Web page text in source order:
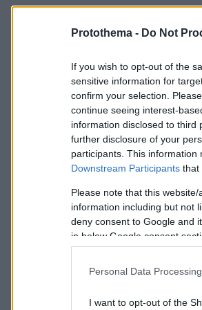
Protothema - Do Not
If you wish to opt-out of the
sensitive information for
confirm your selection.
continue seeing interest-
information disclosed to third
further disclosure of your
participants. This
Downstream Participants that
Please note that this
information including but not
deny consent to Google and
in below Google consent
Personal Data
I want to opt-out of the
Ακολουθήστε το
όλες τις ειδήσεις
Δείτε όλες τις τελευταίες
στιγμή που συμβαίνουν, στο
ΣΧΟΛΙΑ